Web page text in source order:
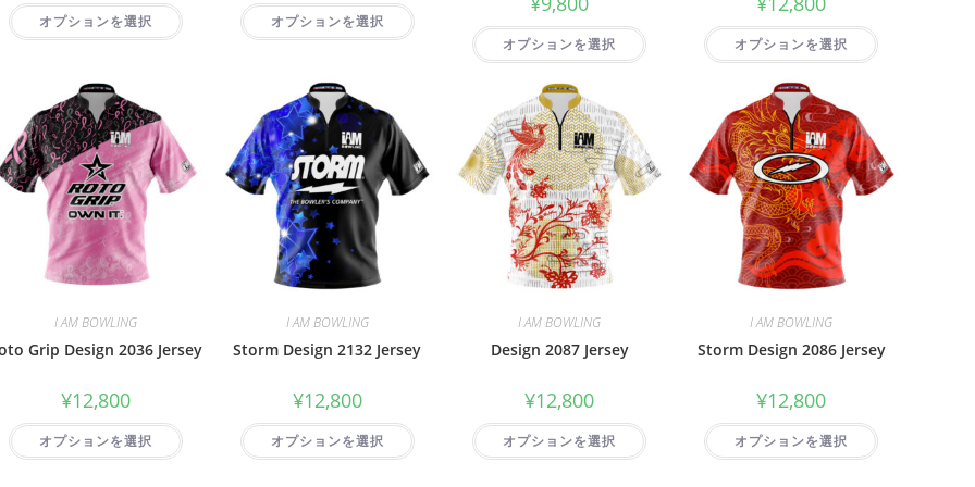
オプションを選択 オプションを選択
オプションを選択 オプションを選択
I AM BOWLING
Grip Design 2036 Jersey
¥12,800
オプションを選択
I AM BOWLING
Storm Design 2132 Jersey
¥12,800
オプションを選択
I AM BOWLING
Design 2087 Jersey
¥12,800
オプションを選択
I AM BOWLING
Storm Design 2086 Jersey
¥12,800
オプションを選択